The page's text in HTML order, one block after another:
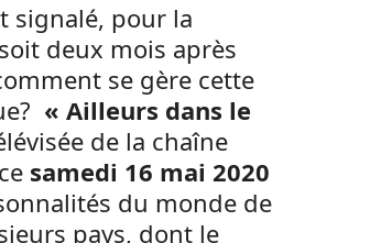
signalé, pour la
deux mois après
se gère cette
« Ailleurs dans le
de la chaîne
samedi 16 mai 2020
du monde de
pays, dont le